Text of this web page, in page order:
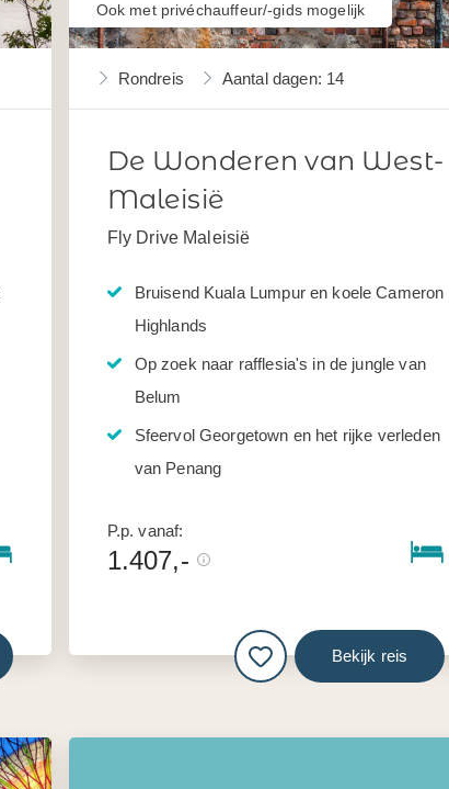
Rondreis Aantal dagen: 14
De Wonderen van West-
Maleisië
Fly Drive Maleisië
Bruisend Kuala Lumpur en koele Cameron
Highlands
Op zoek naar rafflesia's in de jungle van
Belum
Sfeervol Georgetown en het rijke verleden
van Penang
Ook met privéchauffeur/-gids mogelijk
P.p. vanaf:
1.407,-
Bekijk reis